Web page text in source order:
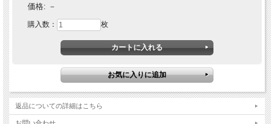
価格: －
購入数： 枚
返品についての詳細はこちら